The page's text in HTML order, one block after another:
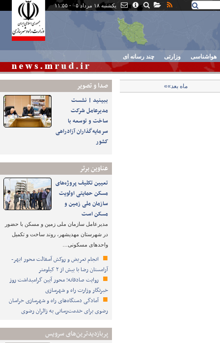
یکشنبه ۱۸ مرداد ۰۵ - ۱۱:۵۵
هواشناسی وزارتی چند رسانه ای
صدا و تصوير
ببینید | نشست
مدیرعامل شرکت
ساخت و توسعه با
سرمایه‌گذاران آزادراهی
کشور
عناوین برتر
تعیین تکلیف پروژه‌های
مسکن حمایتی اولویت
سازمان ملی زمین و
مسکن است
مدیرعامل سازمان ملی زمین و مسکن با حضور
در شهرستان مهدیشهر، روند ساخت و تکمیل
واحدهای مسکونی…
انجام تعریض و روکش آسفالت محور ابهر-
آرامستان رضا با بیش از ۲ کیلومتر
روایت صادقانه؛ محور آیین گرامیداشت روز
خبرنگار وزارت راه و شهرسازی
آمادگی دستگاه‌های راه و شهرسازی خراسان
رضوی برای خدمت‌رسانی به زائران رضوی
پربازدیدترین‌های سرویس
ماه بعد»»